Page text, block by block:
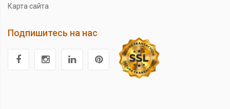
Карта сайта
Подпишитесь на нас